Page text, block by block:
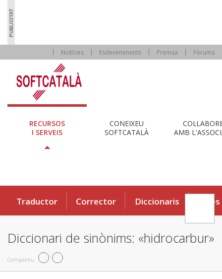
Notícies Esdeveniments Premsa Fòrums
RECURSOS
I SERVEIS
CONEIXEU
SOFTCATALÀ
AMB
Traductor Corrector Diccionaris Eines
Diccionari de sinònims: «hidrocarbur»
Compartiu